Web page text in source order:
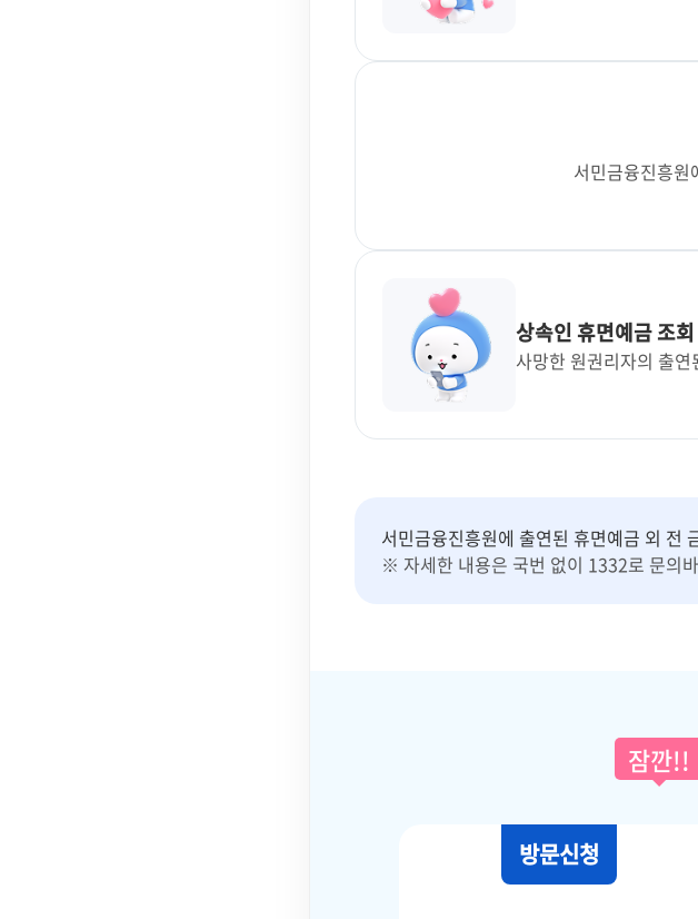
서민금융진흥원
상속인 휴면예금 조회
사망한 원권리자의 출
서민금융진흥원에 출연된 휴면예금 외 전
※ 자세한 내용은 국번 없이 1332로 문의
잠깐!!
방문신청